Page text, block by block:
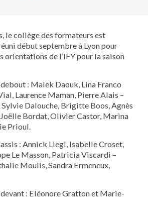
le collège des formateurs est
début septembre à Lyon pour
orientations de l’IFY pour la saison
: Malek Daouk, Lina Franco
Laurence Maman, Pierre Alais –
Dalouche, Brigitte Boos, Agnès
Bordat, Olivier Castor, Marina
Prioul.
: Annick Liegl, Isabelle Croset,
Le Masson, Patricia Viscardi –
Moulis, Sandra Ermeneux,
: Eléonore Gratton et Marie-